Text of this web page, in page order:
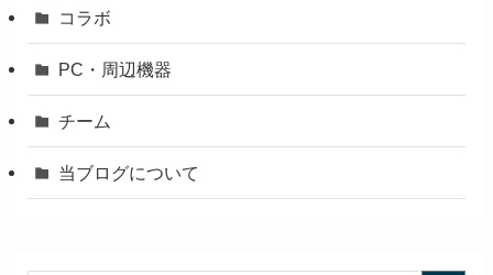
コラボ
PC・周辺機器
チーム
当ブログについて